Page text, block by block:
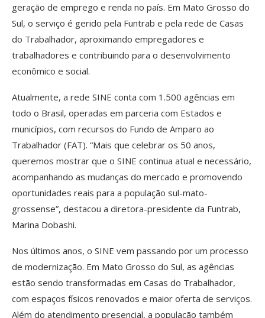
geração de emprego e renda no país. Em Mato Grosso do
Sul, o serviço é gerido pela Funtrab e pela rede de Casas
do Trabalhador, aproximando empregadores e
trabalhadores e contribuindo para o desenvolvimento
econômico e social.
Atualmente, a rede SINE conta com 1.500 agências em
todo o Brasil, operadas em parceria com Estados e
municípios, com recursos do Fundo de Amparo ao
Trabalhador (FAT). “Mais que celebrar os 50 anos,
queremos mostrar que o SINE continua atual e necessário,
acompanhando as mudanças do mercado e promovendo
oportunidades reais para a população sul-mato-
grossense”, destacou a diretora-presidente da Funtrab,
Marina Dobashi.
Nos últimos anos, o SINE vem passando por um processo
de modernização. Em Mato Grosso do Sul, as agências
estão sendo transformadas em Casas do Trabalhador,
com espaços físicos renovados e maior oferta de serviços.
Além do atendimento presencial, a população também